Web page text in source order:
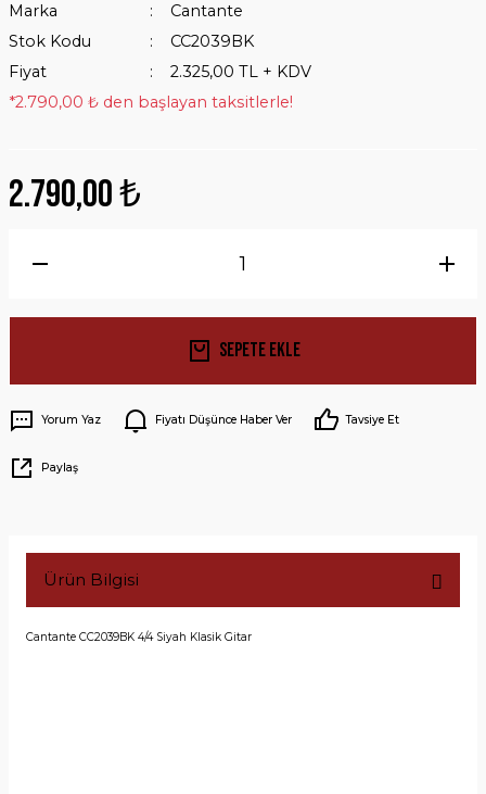
Marka
Cantante
Stok Kodu
CC2039BK
Fiyat
2.325,00 TL + KDV
*2.790,00 ₺ den başlayan taksitlerle!
2.790,00 ₺
Sepete Ekle
Yorum Yaz Fiyatı Düşünce Haber Ver Tavsiye Et
Paylaş
Ürün Bilgisi
Cantante CC2039BK 4/4 Siyah Klasik Gitar